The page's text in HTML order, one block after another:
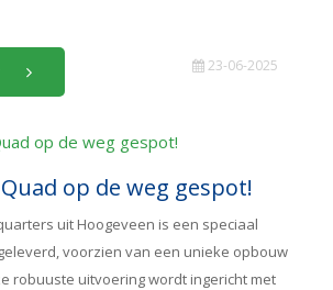
23-06-2025
op de weg gespot!
uit Hoogeveen is een speciaal
voorzien van een unieke opbouw
robuuste uitvoering wordt ingericht met